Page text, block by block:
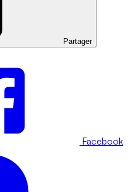
Partager
Facebook